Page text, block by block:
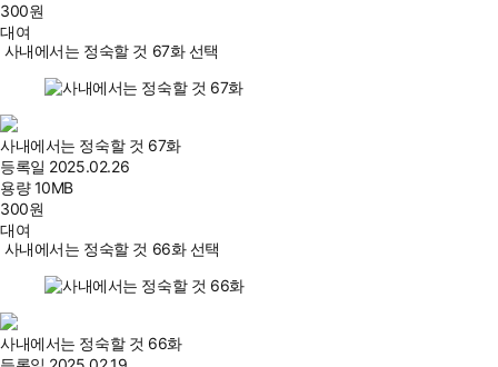
300원
대여
사내에서는 정숙할 것 67화 선택
사내에서는 정숙할 것 67화
등록일 2025.02.26
용량10MB
300원
대여
사내에서는 정숙할 것 66화 선택
사내에서는 정숙할 것 66화